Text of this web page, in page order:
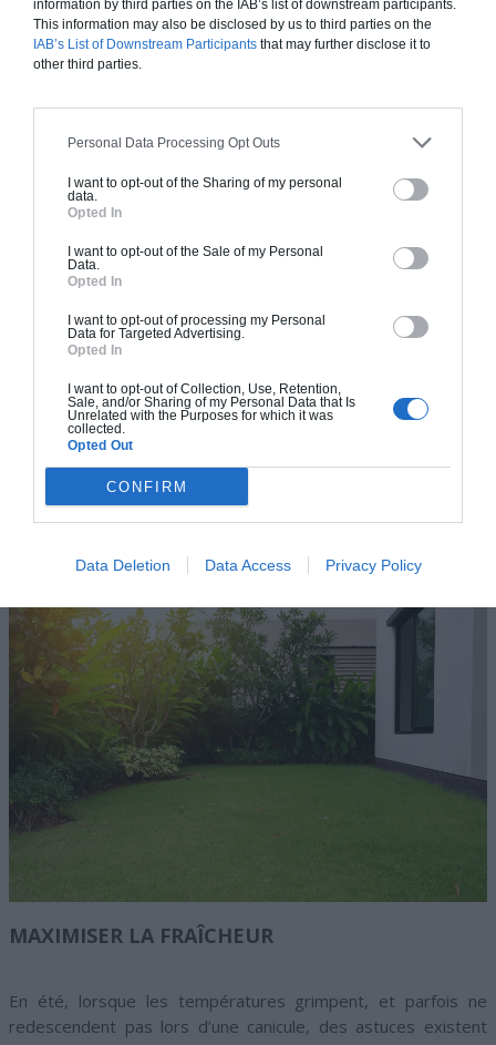
information by third parties on the IAB’s list of downstream participants.
This information may also be disclosed by us to third parties on the
IAB’s List of Downstream Participants that may further disclose it to
other third parties.
Personal Data Processing Opt Outs
I want to opt-out of the Sharing of my personal
data.
Opted In
I want to opt-out of the Sale of my Personal
Data.
Opted In
I want to opt-out of processing my Personal
Data for Targeted Advertising.
Opted In
I want to opt-out of Collection, Use, Retention,
Sale, and/or Sharing of my Personal Data that Is
Unrelated with the Purposes for which it was
collected.
Opted Out
CONFIRM
Data Deletion Data Access Privacy Policy
les apports bénéfiques et minimiser les nuisances. Quelques
règles d’or :
vers le nord-est ou sud-ouest, là où les vents d’été sont les
plus fréquents.
doivent capter les brises estivales tout en évitant les vents
froids d’hiver.
arbres) peuvent être placés pour canaliser ou ralentir le vent,
selon les besoins.
Ainsi, une maison avec des baies vitrées orientées vers un
jardin exposé aux vents estivaux, combinée à des lucarnes au
démarrer des travaux de construction avec un architecte,
faites confiance à Archionline, qui se chargera de trouver le
professionnel le plus adapté à votre projet, pour vous
accompagner de A à Z.
MAXIMISER LA FRAÎCHEUR
En été, lorsque les températures grimpent, et parfois ne
redescendent pas lors d’une canicule, des astuces existent